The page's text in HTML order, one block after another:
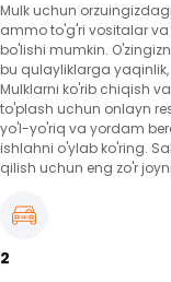
Mulk uchun
ammo to'g'ri vositalar
bo'lishi mumkin.
bu qulayliklarga
Mulklarni ko'rib chiqish
to'plash uchun onlayn
yo'l-yo'riq va yordam
ishlahni o'ylab ko'ring.
qilish uchun eng zo'r
2